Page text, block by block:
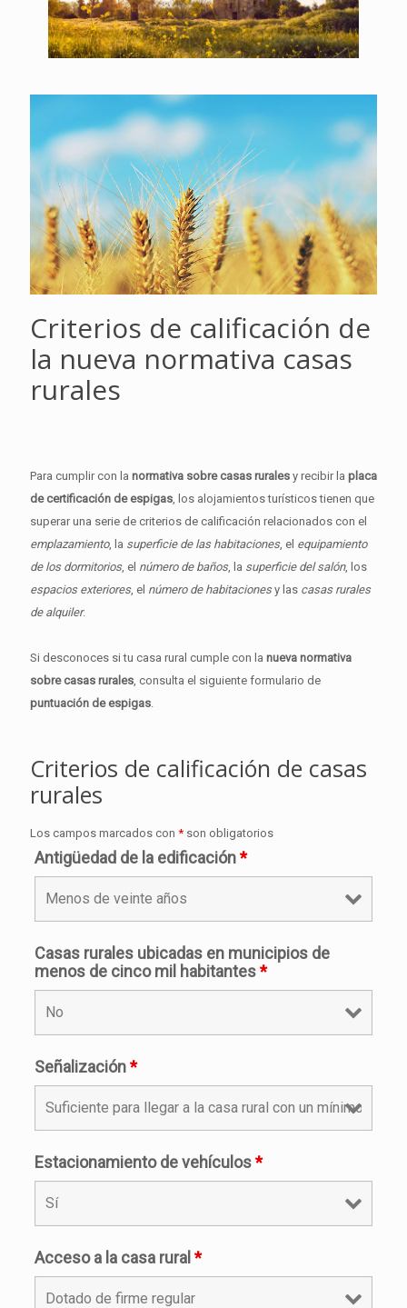
Criterios de calificación de
la nueva normativa casas
rurales
Para cumplir con la normativa sobre casas rurales y recibir la placa
de certificación de espigas , los alojamientos turísticos tienen que
superar una serie de criterios de calificación relacionados con el
emplazamiento, la superficie de las habitaciones, el equipamiento
de los dormitorios, el número de baños, la superficie del salón, los
espacios exteriores, el número de habitacionesy las casas rurales
de alquiler.
Si desconoces si tu casa rural cumple con la nueva normativa
sobre casas rurales , consulta el siguiente formulario de
puntuación de espigas
Criterios de calificación de casas
rurales
Los campos marcados con * son obligatorios
Antigüedad de la edificación*
Casas rurales ubicadas en municipios de
menos de cinco mil habitantes*
Señalización*
Estacionamiento de vehículos*
Acceso a la casa rural *